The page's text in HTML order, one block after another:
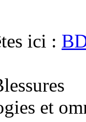
ici :
et